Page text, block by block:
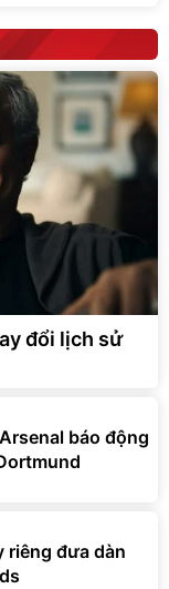
đổi lịch sử
báo động
riêng đưa dàn